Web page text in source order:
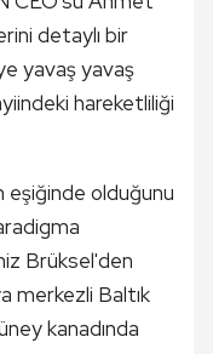
detaylı bir
yavaş yavaş
hareketliliği
eşiğinde olduğunu
Brüksel'den
merkezli Baltık
kanadında